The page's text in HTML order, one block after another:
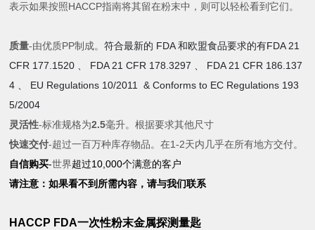
表示如果按照HACCP指南将其留在粉末中，则可以轻松看到它们。
质量-由优质PP制成。符合最新的 FDA 和欧盟食品要求的有FDA 21
CFR 177.1520 、 FDA 21 CFR 178.3297 、 FDA 21 CFR 186.137
4 、 EU Regulations 10/2011 & Conforms to EC Regulations 193
5/2004
灵活性-标准规格为2.5毫升。根据要求其他尺寸
快速交付-超过一百万种库存物品。在1-2天内几乎在所有地方交付。
自信购买-世界超过10,000个满意的客户
请注意：如果看不到所需内容，请与我们联系
HACCP FDA一次性粉末金属探测量匙